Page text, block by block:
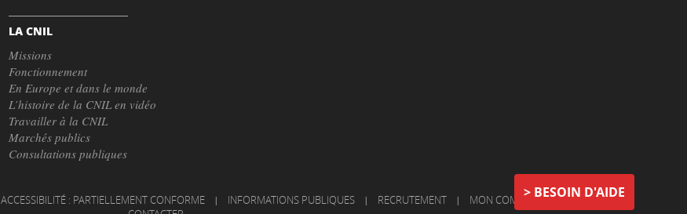
BESOIN D'AIDE
LA CNIL
Missions
Fonctionnement
En Europe et dans le monde
L’histoire de la CNIL en vidéo
Travailler à la CNIL
Marchés publics
Consultations publiques
ACCESSIBILITÉ : PARTIELLEMENT CONFORME | INFORMATIONS PUBLIQUES | RECRUTEMENT | MON COMPTE | NOUS